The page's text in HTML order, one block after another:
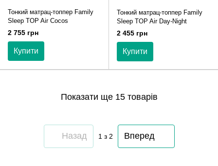
Тонкий матрац-топпер Family
Sleep TOP Air Cocos
2 755 грн
Купити
Тонкий матрац-топпер Family
Sleep TOP Air Day-Night
2 455 грн
Купити
Показати ще 15 товарів
Назад 1 з 2 Вперед